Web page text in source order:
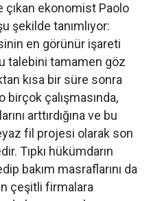
çıkan ekonomist Paolo
şekilde tanımlıyor:
en görünür işareti
talebini tamamen göz
kısa bir süre sonra
birçok çalışmasında,
arttırdığına ve bu
fil projesi olarak son
Tıpkı hükümdarın
bakım masraflarını da
çeşitli firmalara